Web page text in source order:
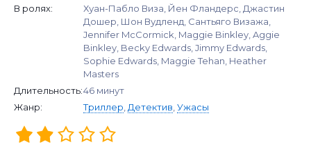
В ролях:
Хуан-Пабло Виза, Йен Фландерс, Джастин
Дошер, Шон Вудленд, Сантьяго Визажа,
Jennifer McCormick, Maggie Binkley, Aggie
Binkley, Becky Edwards, Jimmy Edwards,
Sophie Edwards, Maggie Tehan, Heather
Masters
Длительность:46 минут
Жанр:
Триллер Детектив Ужасы